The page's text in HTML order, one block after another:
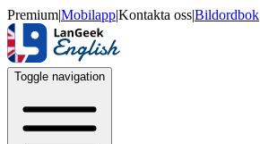
Premium|Mobilapp|Kontakta oss|Bildordbok
Toggle navigation